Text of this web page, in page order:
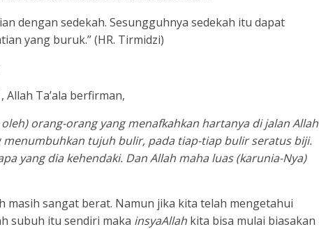
dengan sedekah. Sesungguhnya sedekah itu dapat
yang buruk.” (HR. Tirmidzi)
Allah Ta’ala berfirman,
orang-orang yang menafkahkan hartanya di jalan Allah
tujuh bulir, pada tiap-tiap bulir seratus biji.
yang dia kehendaki. Dan Allah maha luas (karunia-Nya)
sangat berat. Namun jika kita telah mengetahui
subuh itu sendiri maka insyaAllah kita bisa mulai biasakan